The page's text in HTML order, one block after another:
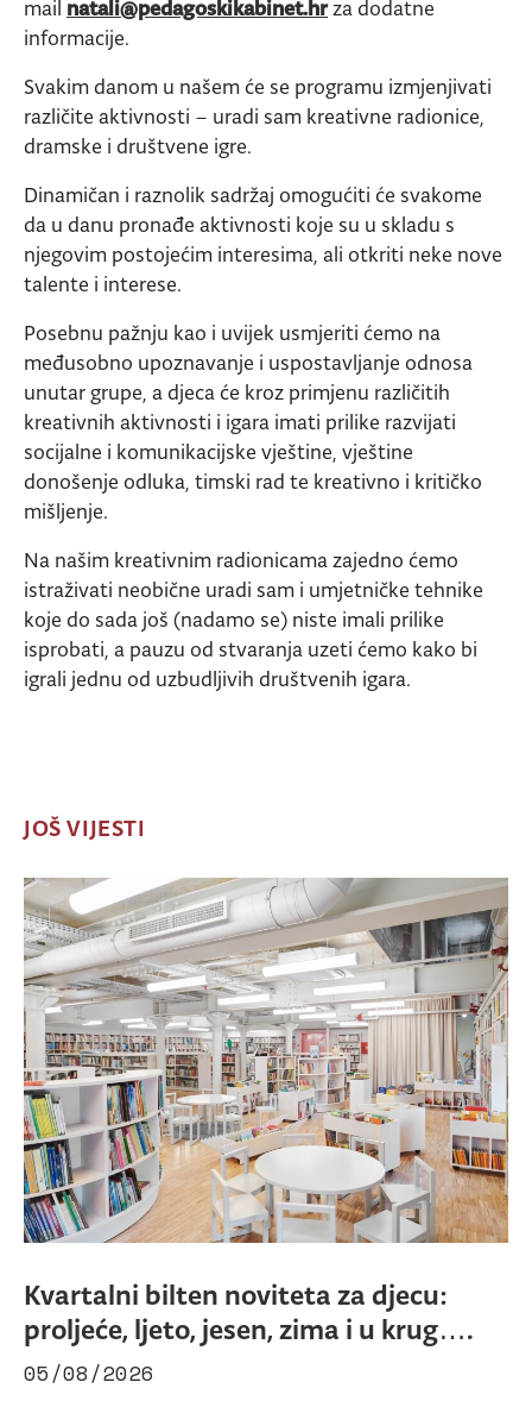
mail natali@pedagoskikabinet.hrza dodatne
informacije.
Svakim danom u našem će se programu izmjenjivati
različite aktivnosti – uradi sam kreativne radionice,
dramske i društvene igre.
Dinamičan i raznolik sadržaj omogućiti će svakome
da u danu pronađe aktivnosti koje su u skladu s
njegovim postojećim interesima, ali otkriti neke nove
talente i interese.
Posebnu pažnju kao i uvijek usmjeriti ćemo na
međusobno upoznavanje i uspostavljanje odnosa
unutar grupe, a djeca će kroz primjenu različitih
kreativnih aktivnosti i igara imati prilike razvijati
socijalne i komunikacijske vještine, vještine
donošenje odluka, timski rad te kreativno i kritičko
mišljenje.
Na našim kreativnim radionicama zajedno ćemo
istraživati neobične uradi sam i umjetničke tehnike
koje do sada još (nadamo se) niste imali prilike
isprobati, a pauzu od stvaranja uzeti ćemo kako bi
igrali jednu od uzbudljivih društvenih igara.
JOŠ VIJESTI
Kvartalni bilten noviteta za djecu:
proljeće, ljeto, jesen, zima i u krug….
05/08/2026